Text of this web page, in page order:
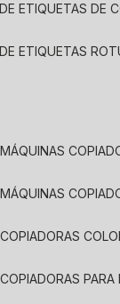
ETIQUETAS DE
ETIQUETAS
MÁQUINAS